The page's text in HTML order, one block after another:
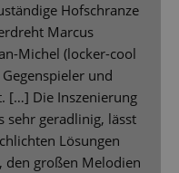
Hofschranze
Marcus
Michel (locker-cool
und
[…] Die Inszenierung
sehr geradlinig, lässt
Lösungen
den großen Melodien